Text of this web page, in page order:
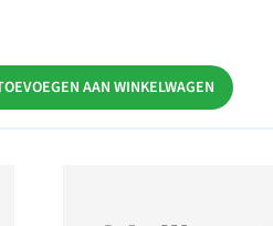
AAN WINKELWAGEN